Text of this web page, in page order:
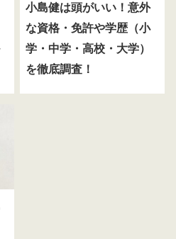
小島健は頭がいい！意外
な資格・免許や学歴（小
学・中学・高校・大学）
を徹底調査！